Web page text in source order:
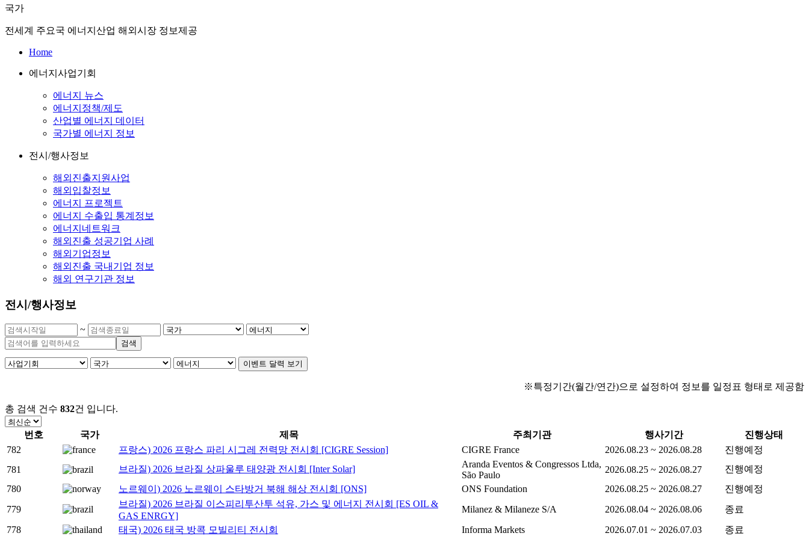
국가
전세계 주요국 에너지산업 해외시장 정보제공
Home
에너지사업기회
에너지 뉴스
에너지정책/제도
산업별 에너지 데이터
국가별 에너지 정보
전시/행사정보
해외진출지원사업
해외입찰정보
에너지 프로젝트
에너지 수출입 통계정보
에너지네트워크
해외진출 성공기업 사례
해외기업정보
해외진출 국내기업 정보
해외 연구기관 정보
전시/행사정보
~
검색
이벤트 달력 보기
※특정기간(월간/연간)으로 설정하여 정보를 일정표 형태로 제공함
총 검색 건수 832건 입니다.
번호 국가 제목 주최기관 행사기간
진행상태
782
프랑스) 2026 프랑스 파리 시그레 전력망 전시회 [CIGRE Session] CIGRE France 2026.08.23 ~ 2026.08.28
진행예정
781
브라질) 2026 브라질 상파울루 태양광 전시회 [Inter Solar]
Aranda Eventos & Congressos Ltda,
São Paulo
2026.08.25 ~ 2026.08.27
진행예정
780
노르웨이) 2026 노르웨이 스타방거 북해 해상 전시회 [ONS] ONS Foundation 2026.08.25 ~ 2026.08.27
진행예정
779
브라질) 2026 브라질 이스피리투산투 석유, 가스 및 에너지 전시회 [ES OIL &
GAS ENRGY]
Milanez & Milaneze S/A 2026.08.04 ~ 2026.08.06
종료
778
태국) 2026 태국 방콕 모빌리티 전시회 Informa Markets 2026.07.01 ~ 2026.07.03 종료